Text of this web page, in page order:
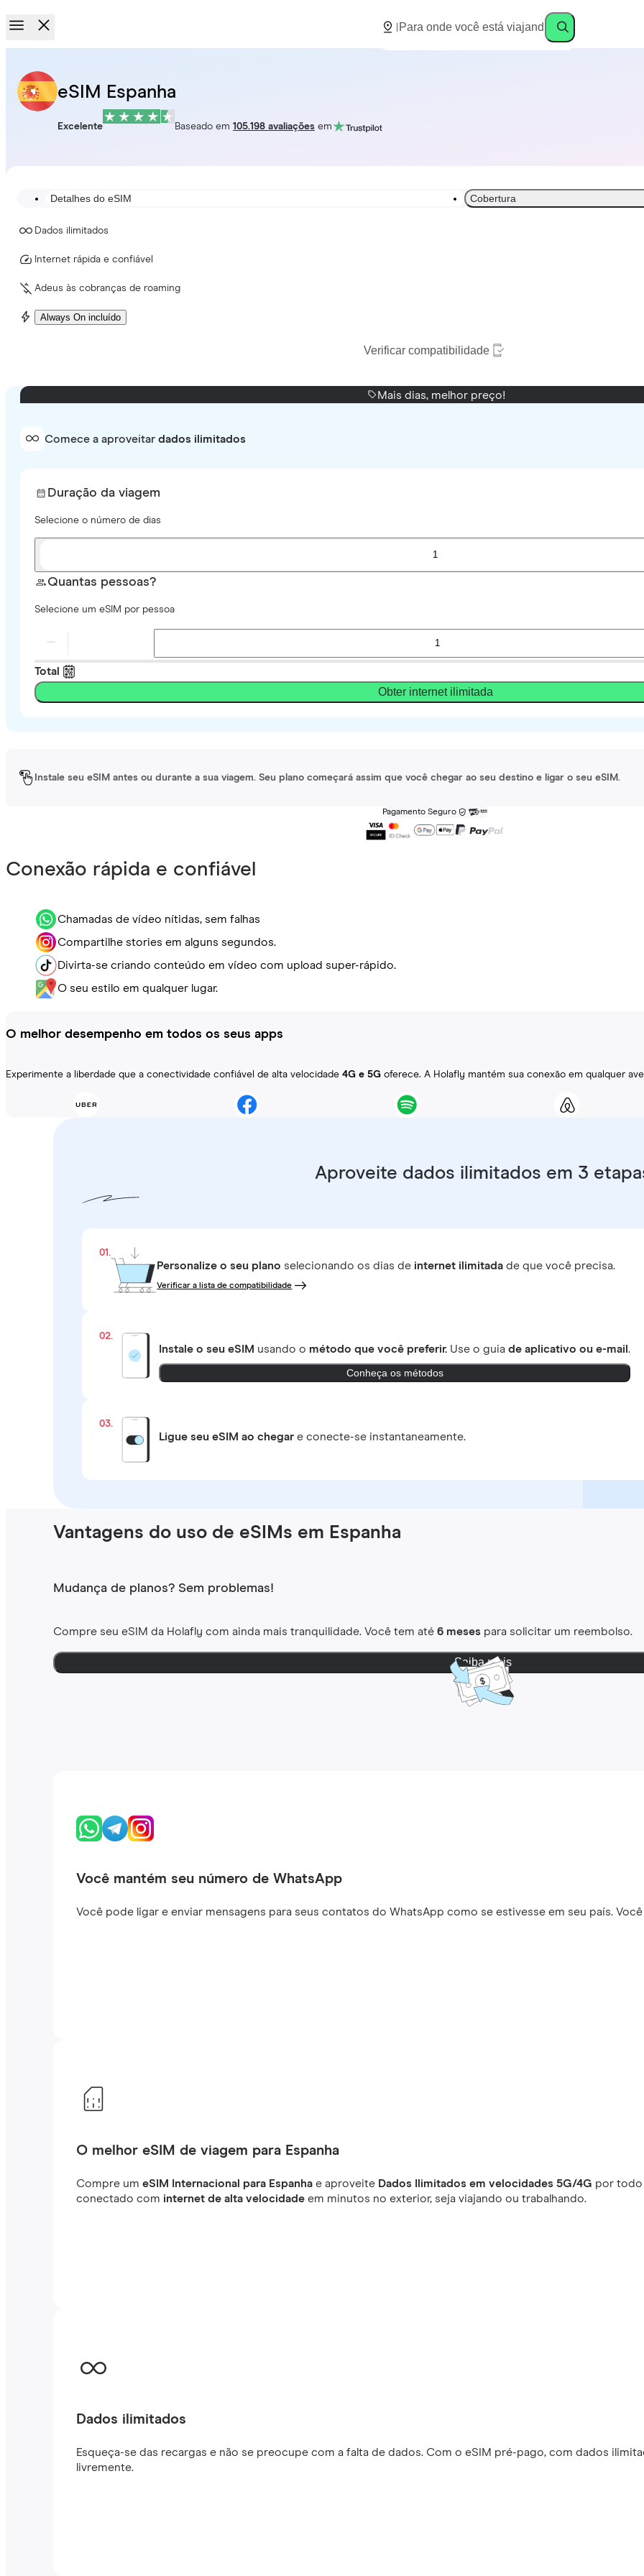
eSIM Espanha
Excelente Baseado em 105.198 avaliações em
Detalhes do eSIM Cobertura
Dados ilimitados
Internet rápida e confiável
Adeus às cobranças de roaming
Always On incluído
Verificar compatibilidade
Mais dias, melhor preço!
Comece a aproveitar dados ilimitados
Duração da viagem
Selecione o número de dias
1
Quantas pessoas?
Selecione um eSIM por pessoa
Total
Obter internet ilimitada
Instale seu eSIM antes ou durante a sua viagem. Seu plano começará assim que você chegar ao seu destino e ligar o seu eSIM.
Pagamento Seguro
Conexão rápida e confiável
Chamadas de vídeo nítidas, sem falhas
Compartilhe stories em alguns segundos.
Divirta-se criando conteúdo em vídeo com upload super-rápido.
O seu estilo em qualquer lugar.
O melhor desempenho em todos os seus apps
Experimente a liberdade que a conectividade confiável de alta velocidade 4G e 5G oferece. A Holafly mantém sua conexão em qualquer
Aproveite dados ilimitados em 3
01.
Personalize o seu plano selecionando os dias de internet ilimitada de que você precisa.
Verificar a lista de compatibilidade
02.
Instale o seu eSIM usando o método que você preferir. Use o guiade aplicativo ou e-mail.
Conheça os métodos
03.
Ligue seu eSIM ao chegar e conecte-se instantaneamente.
Vantagens do uso de eSIMs em Espanha
Mudança de planos? Sem problemas!
Compre seu eSIM da Holafly com ainda mais tranquilidade. Você tem até6 meses para solicitar um reembolso.
Saiba mais
Você mantém seu número de WhatsApp
Você pode ligar e enviar mensagens para seus contatos do WhatsApp como se estivesse em seu país.
O melhor eSIM de viagem para Espanha
Compre umeSIM Internacional para Espanha e aproveite Dados Ilimitados em velocidades 5G/4G por todo
conectado com internet de alta velocidade em minutos no exterior, seja viajando ou trabalhando.
Dados ilimitados
Esqueça-se das recargas e não se preocupe com a falta de dados. Com o eSIM pré-pago, com dados
livremente.